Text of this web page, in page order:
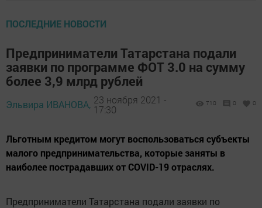
ПОСЛЕДНИЕ НОВОСТИ
Предприниматели Татарстана подали
заявки по программе ФОТ 3.0 на сумму
более 3,9 млрд рублей
Эльвира ИВАНОВА, 23 ноября 2021 -
17:30
710 0 0
Льготным кредитом могут воспользоваться субъекты
малого предпринимательства, которые заняты в
наиболее пострадавших от COVID-19 отраслях.
Предприниматели Татарстана подали заявки по